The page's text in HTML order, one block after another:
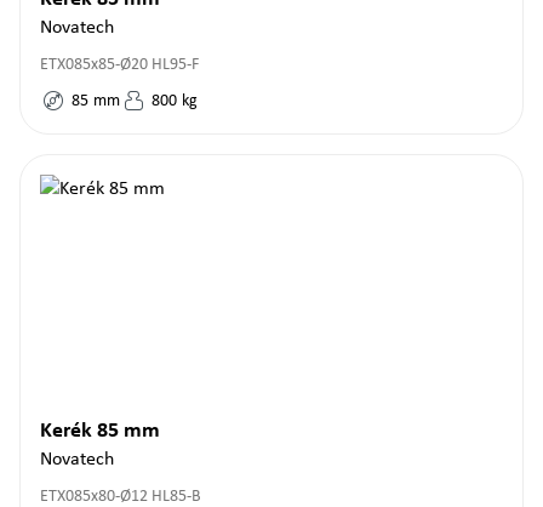
Novatech
ETX085x85-Ø20 HL95-F
85 mm 800 kg
Kerék 85 mm
Novatech
ETX085x80-Ø12 HL85-B